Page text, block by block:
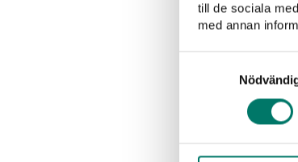
till de sociala
med annanGrillat